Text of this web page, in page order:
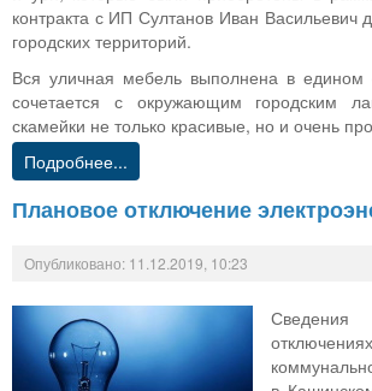
контракта с ИП Султанов Иван Васильевич
городских территорий.
Вся уличная мебель выполнена в
сочетается с окружающим городским
скамейки не только красивые, но и очень
Подробнее...
Плановое отключение
Опубликовано: 11.12.2019, 10:23